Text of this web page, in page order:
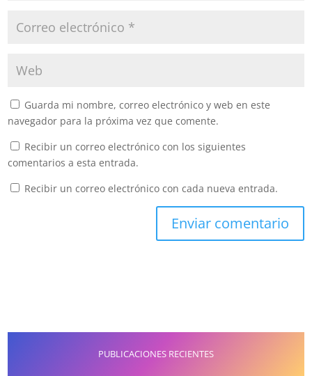
Guarda mi nombre, correo electrónico y web en este
navegador para la próxima vez que comente.
Recibir un correo electrónico con los siguientes
comentarios a esta entrada.
Recibir un correo electrónico con cada nueva entrada.
PUBLICACIONES RECIENTES